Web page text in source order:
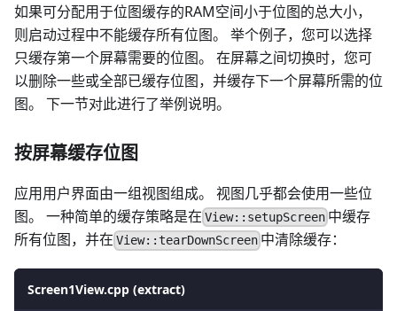
如果可分配用于位图缓存的RAM空间小于位图的总大小，
则启动过程中不能缓存所有位图。 举个例子，您可以选择
只缓存第一个屏幕需要的位图。 在屏幕之间切换时，您可
以删除一些或全部已缓存位图，并缓存下一个屏幕所需的位
图。 下一节对此进行了举例说明。
按屏幕缓存位图
应用用户界面由一组视图组成。 视图几乎都会使用一些位
图。 一种简单的缓存策略是在 View::setupScreen 中缓存
所有位图，并在 View::tearDownScreen 中清除缓存：
Screen1View.cpp (extract)